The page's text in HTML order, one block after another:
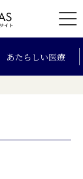
あたらしい医療